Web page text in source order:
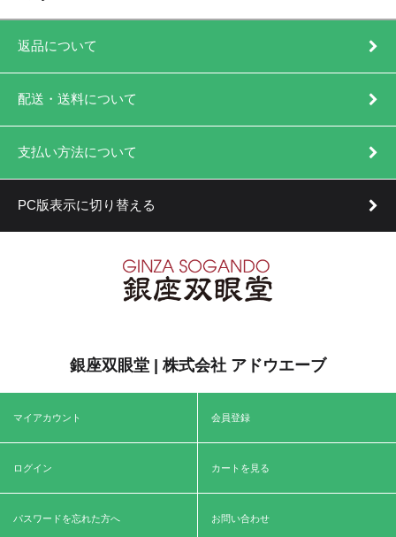
返品について
配送・送料について
支払い方法について
PC版表示に切り替える
銀座双眼堂 | 株式会社 アドウエーブ
マイアカウント 会員登録
ログイン カートを見る
パスワードを忘れた方へ お問い合わせ